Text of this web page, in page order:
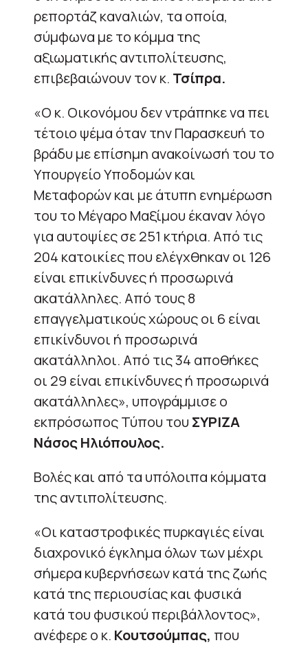
ρεπορτάζ καναλιών, τα οποία,
σύμφωνα με το κόμμα της
αξιωματικής αντιπολίτευσης,
επιβεβαιώνουν τον κ. Τσίπρα.
«Ο κ. Οικονόμου δεν ντράπηκε να πει
τέτοιο ψέμα όταν την Παρασκευή το
βράδυ με επίσημη ανακοίνωσή του το
Υπουργείο Υποδομών και
Μεταφορών και με άτυπη ενημέρωση
του το Μέγαρο Μαξίμου έκαναν λόγο
για αυτοψίες σε 251 κτήρια. Από τις
204 κατοικίες που ελέγχθηκαν οι 126
είναι επικίνδυνες ή προσωρινά
ακατάλληλες. Από τους 8
επαγγελματικούς χώρους οι 6 είναι
επικίνδυνοι ή προσωρινά
ακατάλληλοι. Από τις 34 αποθήκες
οι 29 είναι επικίνδυνες ή προσωρινά
ακατάλληλες», υπογράμμισε ο
εκπρόσωπος Τύπου του ΣΥΡΙΖΑ
Νάσος Ηλιόπουλος.
Βολές και από τα υπόλοιπα κόμματα
της αντιπολίτευσης.
«Οι καταστροφικές πυρκαγιές είναι
διαχρονικό έγκλημα όλων των μέχρι
σήμερα κυβερνήσεων κατά της ζωής
κατά της περιουσίας και φυσικά
κατά του φυσικού περιβάλλοντος»,
ανέφερε ο κ. Κουτσούμπας, που